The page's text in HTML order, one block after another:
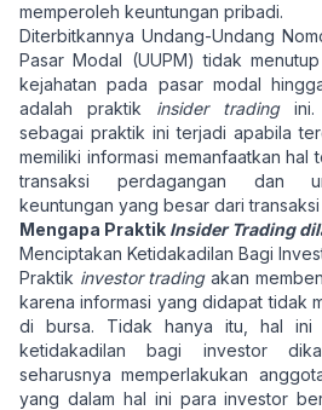
memperoleh keuntungan pribadi.
Diterbitkannya Undang-Undang
Pasar Modal (UUPM) tidak
kejahatan pada pasar modal
adalah praktik insider tradingini.
sebagai praktik ini terjadi apabila
memiliki informasi memanfaatkan hal
transaksi perdagangan dan
keuntungan yang besar dari
Mengapa Praktik Insider Trading
Menciptakan Ketidakadilan Bagi
Praktik investor tradingakan
karena informasi yang didapat tidak
di bursa. Tidak hanya itu, hal ini
ketidakadilan bagi investor
seharusnya memperlakukan
yang dalam hal ini para investor